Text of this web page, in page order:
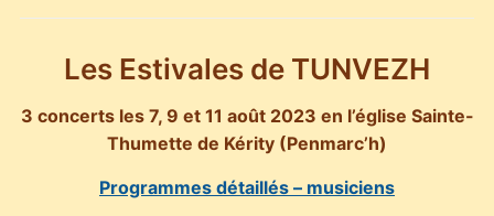
Les Estivales de TUNVEZH
3 concerts les 7, 9 et 11 août 2023 en l’église Sainte-
Thumette de Kérity (Penmarc’h)
Programmes détaillés – musiciens